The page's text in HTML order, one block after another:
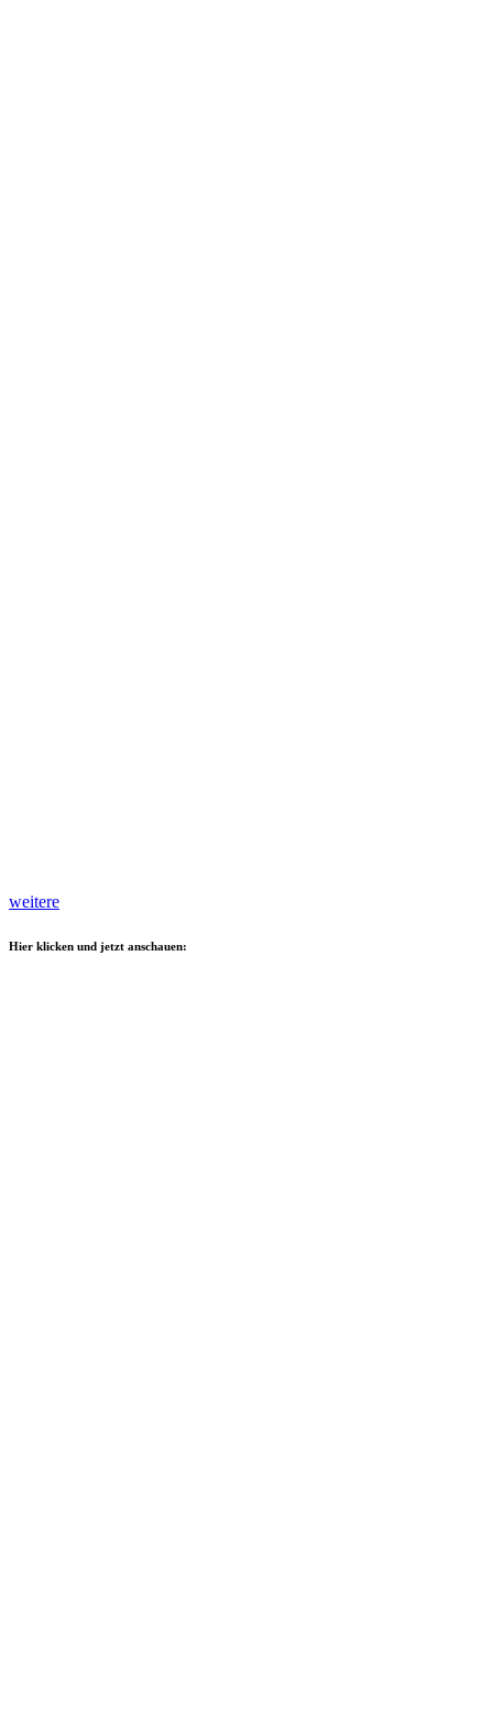
weitere
Hier klicken und jetzt anschauen: